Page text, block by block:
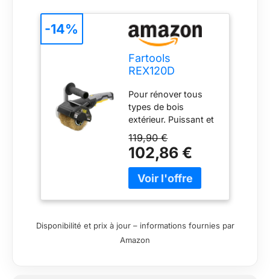
Fartools
REX120D
extérieur 1300W,
Brosse laiton
120X100MM, Noir
Pour rénover tous
types de bois
extérieur. Puissant et
efficace, grâce à son
moteur de 1300w, il
permet de poncer et
brosser pour un
nettoyage complet.
possède une poignée
régulateur de vitesse.
119,90 €
102,86 €
-14%
Disponibilité et prix à jour – informations fournies par
Amazon